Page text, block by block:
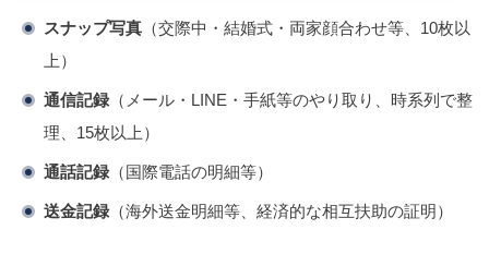
スナップ写真 （交際中・結婚式・両家顔合わせ等、10枚以
上）
通信記録（メール・LINE・手紙等のやり取り、時系列で整
理、15枚以上）
通話記録（国際電話の明細等）
送金記録（海外送金明細等、経済的な相互扶助の証明）